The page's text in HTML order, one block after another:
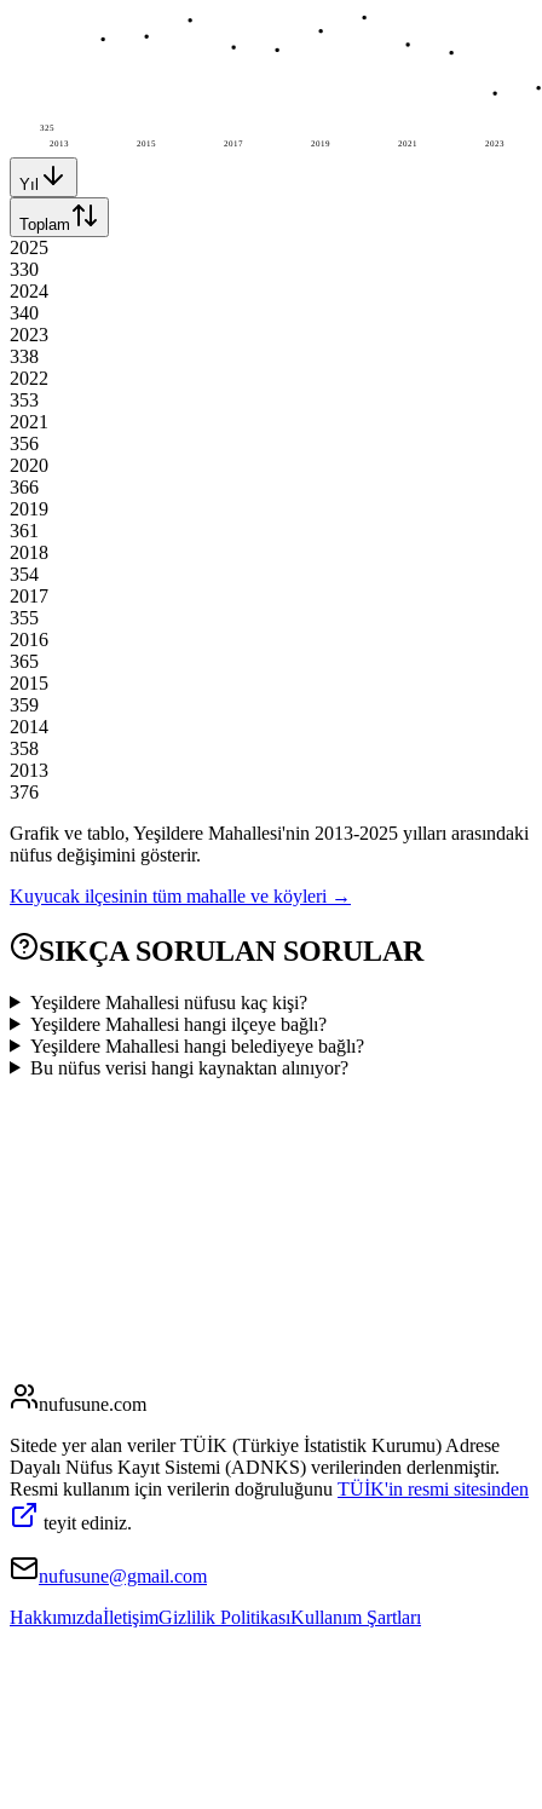
2013 2015 2017 2019 2021 2023
325
Yıl
Toplam
2025
330
2024
340
2023
338
2022
353
2021
356
2020
366
2019
361
2018
354
2017
355
2016
365
2015
359
2014
358
2013
376
Grafik ve tablo, Yeşildere Mahallesi'nin 2013-2025 yılları arasındaki
nüfus değişimini gösterir.
Kuyucak ilçesinin tüm mahalle ve köyleri →
SIKÇA SORULAN SORULAR
Yeşildere Mahallesi nüfusu kaç kişi?
Yeşildere Mahallesi hangi ilçeye bağlı?
Yeşildere Mahallesi hangi belediyeye bağlı?
Bu nüfus verisi hangi kaynaktan alınıyor?
nufusune.com
Sitede yer alan veriler TÜİK (Türkiye İstatistik Kurumu) Adrese
Dayalı Nüfus Kayıt Sistemi (ADNKS) verilerinden derlenmiştir.
Resmi kullanım için verilerin doğruluğunu TÜİK'in resmi sitesinden
teyit ediniz.
nufusune@gmail.com
HakkımızdaİletişimGizlilik PolitikasıKullanım Şartları